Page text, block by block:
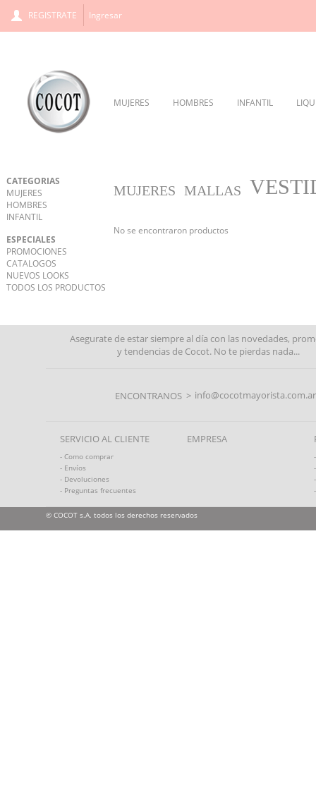
REGISTRATE Ingresar
MUJERES HOMBRES INFANTIL
CATEGORIAS
MUJERES
HOMBRES
INFANTIL
ESPECIALES
PROMOCIONES
CATALOGOS
NUEVOS LOOKS
TODOS LOS PRODUCTOS
MUJERES MALLAS
No se encontraron productos
Asegurate de estar siempre al día con las novedades,
y tendencias de Cocot. No te pierdas nada...
ENCONTRANOS > info@cocotmayorista.com.ar
SERVICIO AL CLIENTE
- Como comprar
- Envíos
- Devoluciones
- Preguntas frecuentes
EMPRESA
© COCOT s.A. todos los derechos reservados